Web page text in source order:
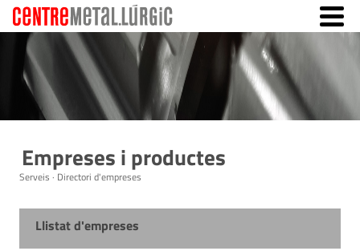
Empreses i productes
Serveis · Directori d'empreses
Llistat d'empreses